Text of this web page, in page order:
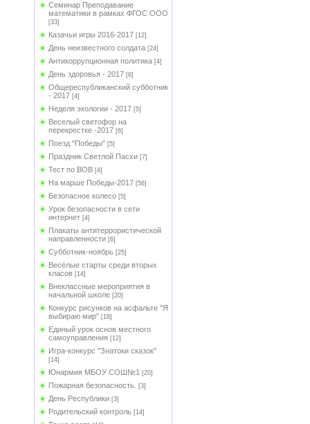
Семинар Преподавание
математики в рамках ФГОС ООО
[33]
Казачьи игры 2016-2017 [12]
День неизвестного солдата [24]
Антикоррупционная политика [4]
День здоровья - 2017 [6]
Общереспубликанский субботник
- 2017 [4]
Неделя экологии - 2017 [5]
Веселый светофор на
перекрестке -2017 [6]
Поезд "Победы" [5]
Праздник Светлой Пасхи [7]
Тест по ВОВ [4]
На марше Победы-2017 [56]
Безопасное колесо [5]
Урок безопасности в сети
интернет [4]
Плакаты антитеррористической
направленности [6]
Субботник-ноябрь [25]
Весёлые старты среди вторых
класов [14]
Внеклассные мероприятия в
начальной школе [20]
Конкурс рисунков на асфальте "Я
выбираю мир" [18]
Единый урок основ местного
самоуправления [12]
Игра-конкурс "Знатоки сказок"
[14]
Юнармия МБОУ СОШ№1 [20]
Пожарная безопасность. [3]
День Республики [3]
Родительский контроль [14]